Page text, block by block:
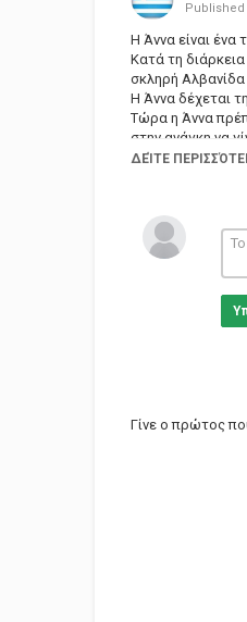
Published
Η Άννα είναι ένα
Κατά τη
σκληρή
Η Άννα δέχεται
Τώρα η Άννα
στην ανάγκη να
ΔΕΊΤΕ
Γίνε ο πρώτος